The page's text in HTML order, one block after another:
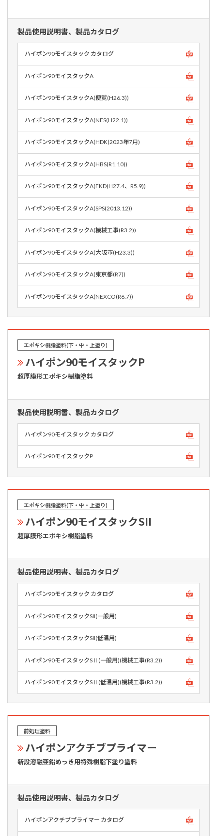
製品使用説明書、製品カタログ
ハイポン90モイスタック カタログ
ハイポン90モイスタックA
ハイポン90モイスタックA(便覧(H26.3))
ハイポン90モイスタックA(NES(H22.1))
ハイポン90モイスタックA(HDK(2023年7月)
ハイポン90モイスタックA(HBS(R1.10))
ハイポン90モイスタックA(FKD(H27.4、R5.9))
ハイポン90モイスタックA(SPS(2013.12))
ハイポン90モイスタックA(機械工事(R3.2))
ハイポン90モイスタックA(大阪市(H23.3))
ハイポン90モイスタックA(東京都(R7))
ハイポン90モイスタックA(NEXCO(R6.7))
エポキシ樹脂塗料(下・中・上塗り)
ハイポン90モイスタックP
超厚膜形エポキシ樹脂塗料
製品使用説明書、製品カタログ
ハイポン90モイスタック カタログ
ハイポン90モイスタックP
エポキシ樹脂塗料(下・中・上塗り)
ハイポン90モイスタックSII
超厚膜形エポキシ樹脂塗料
製品使用説明書、製品カタログ
ハイポン90モイスタック カタログ
ハイポン90モイスタックSII(一般用)
ハイポン90モイスタックSII(低温用)
ハイポン90モイスタックSⅡ(一般用)(機械工事(R3.2))
ハイポン90モイスタックSⅡ(低温用)(機械工事(R3.2))
前処理塗料
ハイポンアクチブプライマー
新設溶融亜鉛めっき用特殊樹脂下塗り塗料
製品使用説明書、製品カタログ
ハイポンアクチブプライマー カタログ